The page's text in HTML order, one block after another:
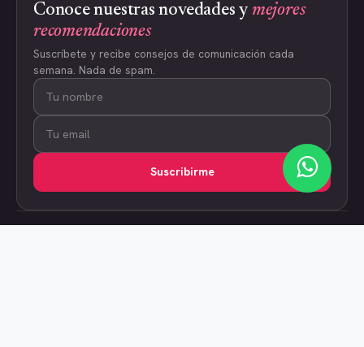
Conoce nuestras novedades y mejores
recomendaciones
Suscríbete y recibe consejos de comunicación cada
semana. Nada de spam.
Suscribirme